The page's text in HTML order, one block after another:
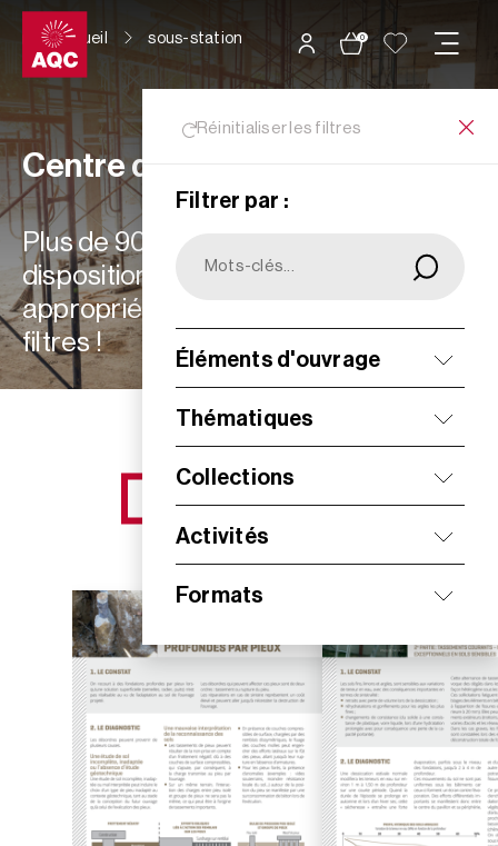
Panneau de gestion des cookies
0
Accueil sous-station
Réinitialiser les filtres
Filtrer par :
Éléments d'ouvrage
Thématiques
Collections
Activités
Formats
Centre de ressources
Plus de 900 ressources à votre
disposition : choisissez les plus
appropriées à vos besoins grâce aux
filtres !
NOS NOUVEAUTÉS